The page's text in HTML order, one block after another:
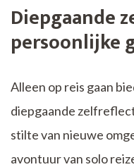
Diepgaande
persoonlijke
Alleen op reis gaan
diepgaande
stilte van nieuwe
avontuur van solo